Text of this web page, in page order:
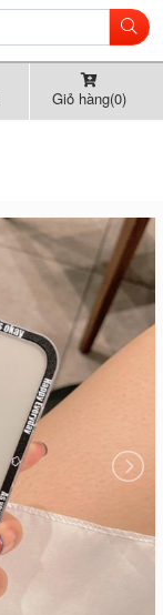
Giỏ hàng(0)